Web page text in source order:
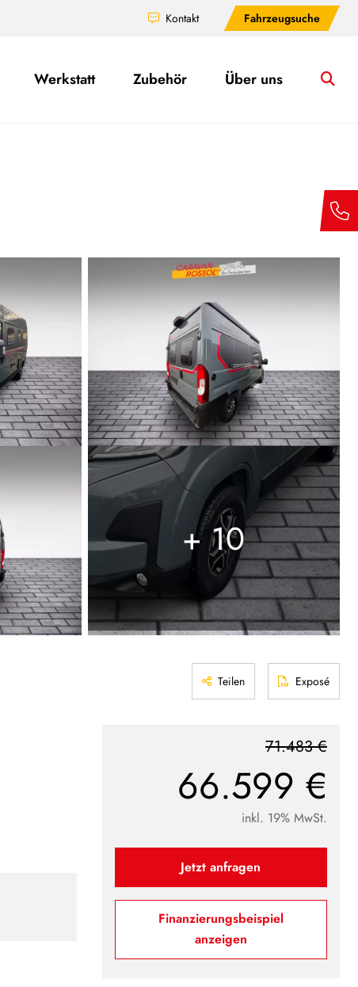
Kontakt Fahrzeugsuche
Werkstatt Zubehör Über uns
+ 10
Teilen Exposé
66.599 €
71.483 €
inkl. 19% MwSt.
Jetzt anfragen
Finanzierungsbeispiel
anzeigen